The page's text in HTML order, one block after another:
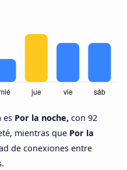
es Por la noche, con 92
mientras que Por la
de conexiones entre